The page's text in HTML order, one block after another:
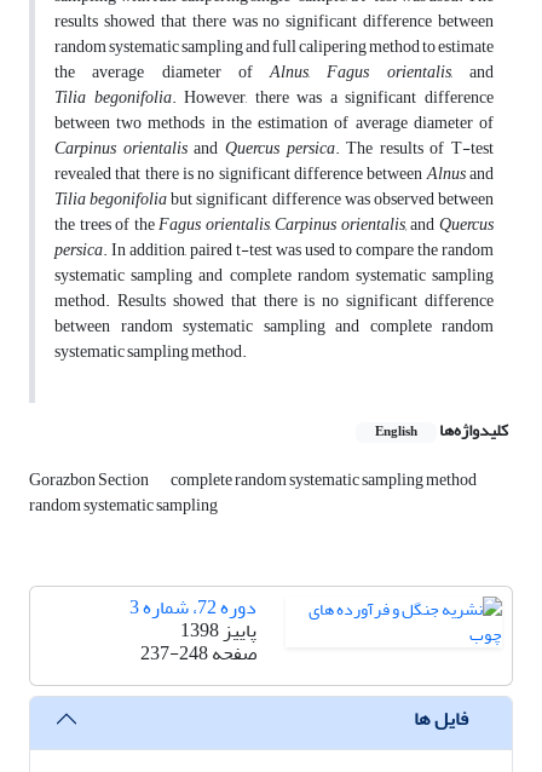
results showed that there was no significant difference between
random systematic sampling and full calipering method to estimate
the average diameter ofAlnus,Fagus orientalis, and
Tilia begonifolia. However, there was a significant difference
between two methods in the estimation of average diameter of
Carpinus orientalisand Quercus persica. The results of T-test
revealed that there is no significant difference betweenAlnusand
Tilia begonifoliabut significant difference was observed between
the trees of theFagus orientalis,Carpinus orientalis,andQuercus
persica. In addition, paired t-test was used to compare the random
systematic sampling and complete random systematic sampling
method. Results showed that there is no significant difference
between random systematic sampling and complete random
systematic sampling method.
کلیدواژه‌ها English
Gorazbon Section complete random systematic sampling method
random systematic sampling
دوره 72، شماره 3
پاییز 1398
صفحه237-248
فایل ها